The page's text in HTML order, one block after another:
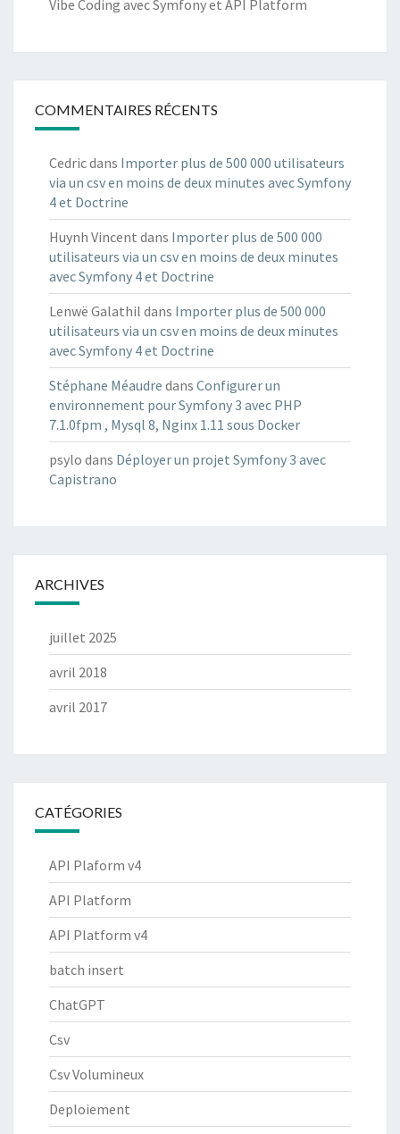
Vibe Coding avec Symfony et API Platform
COMMENTAIRES RÉCENTS
Cedricdans Importer plus de 500 000 utilisateurs
via un csv en moins de deux minutes avec Symfony
4 et Doctrine
Huynh Vincent dans Importer plus de 500 000
utilisateurs via un csv en moins de deux minutes
avec Symfony 4 et Doctrine
Lenwë Galathil dans Importer plus de 500 000
utilisateurs via un csv en moins de deux minutes
avec Symfony 4 et Doctrine
Stéphane Méaudre dans Configurer un
environnement pour Symfony 3 avec PHP
7.1.0fpm , Mysql 8, Nginx 1.11 sous Docker
psylo dans Déployer un projet Symfony 3 avec
Capistrano
ARCHIVES
juillet 2025
avril 2018
avril 2017
CATÉGORIES
API Plaform v4
API Platform
API Platform v4
batch insert
ChatGPT
Csv
Csv Volumineux
Deploiement